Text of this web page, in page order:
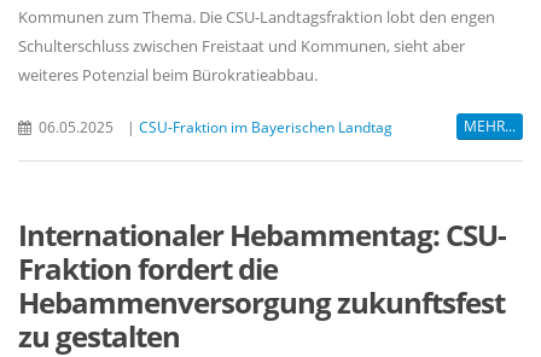
Kommunen zum Thema. Die CSU-Landtagsfraktion lobt den engen
Schulterschluss zwischen Freistaat und Kommunen, sieht aber
weiteres Potenzial beim Bürokratieabbau.
06.05.2025 | CSU-Fraktion im Bayerischen Landtag MEHR...
Internationaler Hebammentag: CSU-
Fraktion fordert die
Hebammenversorgung zukunftsfest
zu gestalten